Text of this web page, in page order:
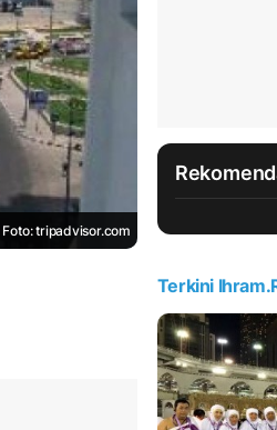
Foto: tripadvisor.com
Terkini